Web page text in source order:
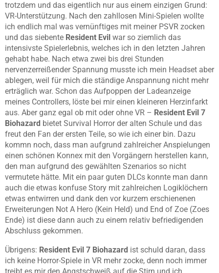
trotzdem und das eigentlich nur aus einem einzigen Grund:
VR-Unterstützung. Nach den zahllosen Mini-Spielen wollte
ich endlich mal was vernünftiges mit meiner PSVR zocken
und das siebente Resident Evil war so ziemlich das
intensivste Spielerlebnis, welches ich in den letzten Jahren
gehabt habe. Nach etwa zwei bis drei Stunden
nervenzerreißender Spannung musste ich mein Headset aber
ablegen, weil für mich die ständige Anspannung nicht mehr
erträglich war. Schon das Aufpoppen der Ladeanzeige
meines Controllers, löste bei mir einen kleineren Herzinfarkt
aus. Aber ganz egal ob mit oder ohne VR – Resident Evil 7
Biohazard bietet Survival Horror der alten Schule und das
freut den Fan der ersten Teile, so wie ich einer bin. Dazu
kommn noch, dass man aufgrund zahlreicher Anspielungen
einen schönen Konnex mit den Vorgängern herstellen kann,
den man aufgrund des gewählten Szenarios so nicht
vermutete hätte. Mit ein paar guten DLCs konnte man dann
auch die etwas konfuse Story mit zahlreichen Logiklöchern
etwas entwirren und dank den vor kurzem erschienenen
Erweiterungen Not A Hero (Kein Held) und End of Zoe (Zoes
Ende) ist diese dann auch zu einem relativ befriedigenden
Abschluss gekommen.
Übrigens: Resident Evil 7 Biohazard ist schuld daran, dass
ich keine Horror-Spiele in VR mehr zocke, denn noch immer